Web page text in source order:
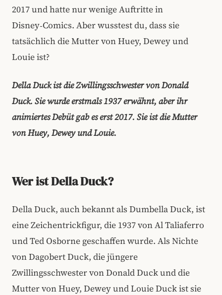
2017 und hatte nur wenige Auftritte in
Disney‑Comics. Aber wusstest du, dass sie
tatsächlich die Mutter von Huey, Dewey und
Louie ist?
Della Duck ist die Zwillingsschwester von Donald
Duck. Sie wurde erstmals 1937 erwähnt, aber ihr
animiertes Debüt gab es erst 2017. Sie ist die Mutter
von Huey, Dewey und Louie.
Wer ist Della Duck?
Della Duck, auch bekannt als Dumbella Duck, ist
eine Zeichentrickfigur, die 1937 von Al Taliaferro
und Ted Osborne geschaffen wurde. Als Nichte
von Dagobert Duck, die jüngere
Zwillingsschwester von Donald Duck und die
Mutter von Huey, Dewey und Louie Duck ist sie